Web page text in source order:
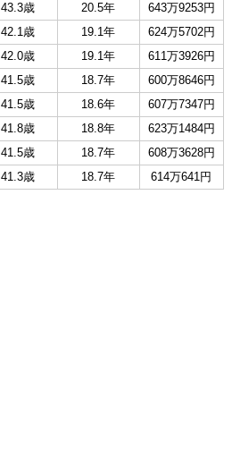
43.3歳 20.5年
643万9253円
42.1歳 19.1年
624万5702円
42.0歳 19.1年
611万3926円
41.5歳 18.7年
600万8646円
41.5歳 18.6年
607万7347円
41.8歳 18.8年
623万1484円
41.5歳 18.7年
608万3628円
41.3歳 18.7年 614万641円